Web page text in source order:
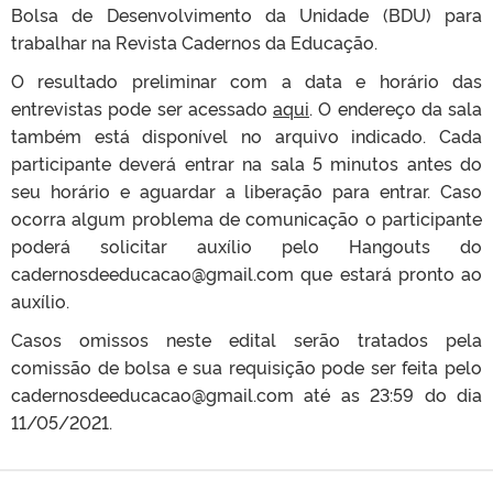
Bolsa de Desenvolvimento da Unidade (BDU) para
trabalhar na Revista Cadernos da Educação.
O resultado preliminar com a data e horário das
entrevistas pode ser acessado aqui. O endereço da sala
também está disponível no arquivo indicado. Cada
participante deverá entrar na sala 5 minutos antes do
seu horário e aguardar a liberação para entrar. Caso
ocorra algum problema de comunicação o participante
poderá solicitar auxílio pelo Hangouts do
cadernosdeeducacao@gmail.com que estará pronto ao
auxílio.
Casos omissos neste edital serão tratados pela
comissão de bolsa e sua requisição pode ser feita pelo
cadernosdeeducacao@gmail.com até as 23:59 do dia
11/05/2021.